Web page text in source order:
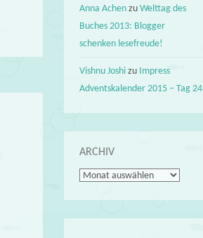
Anna Achen zuWelttag des
Buches 2013: Blogger
schenken lesefreude!
Vishnu Joshi zu Impress
Adventskalender 2015 – Tag 24
ARCHIV
Archiv